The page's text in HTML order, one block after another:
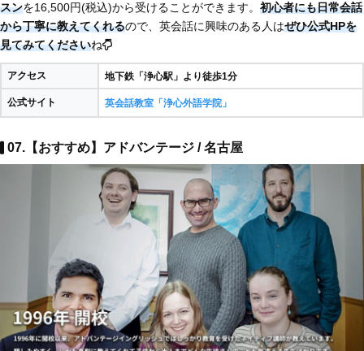
スンを16,500円(税込)から受けることができます。 初心者にも日常会話
から丁寧に教えてくれるので、英会話に興味のある人はぜひ公式HPを
見てみてくださいね
アクセス 地下鉄「浄心駅」より徒歩1分
公式サイト 英会話教室「浄心外語学院」
07.【おすすめ】アドバンテージ / 名古屋